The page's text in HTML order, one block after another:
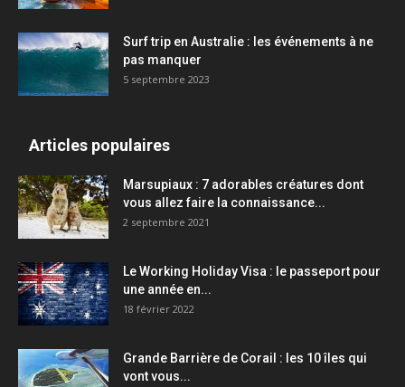
Surf trip en Australie : les événements à ne
pas manquer
5 septembre 2023
Articles populaires
Marsupiaux : 7 adorables créatures dont
vous allez faire la connaissance...
2 septembre 2021
Le Working Holiday Visa : le passeport pour
une année en...
18 février 2022
Grande Barrière de Corail : les 10 îles qui
vont vous...